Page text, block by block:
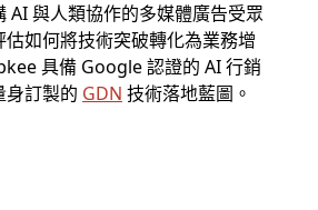
AI 與人類協作的多媒體廣告受眾
如何將技術突破轉化為業務增
具備 Google 認證的 AI 行銷
身訂製的 GDN 技術落地藍圖。